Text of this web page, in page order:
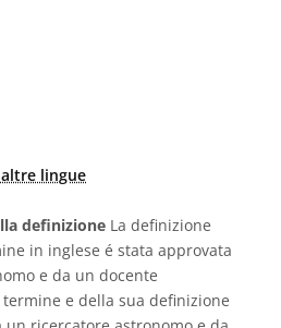
lingue
definizione La definizione
in inglese é stata approvata
e da un docente
e della sua definizione